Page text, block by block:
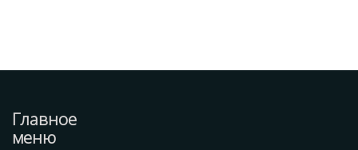
Главное
меню